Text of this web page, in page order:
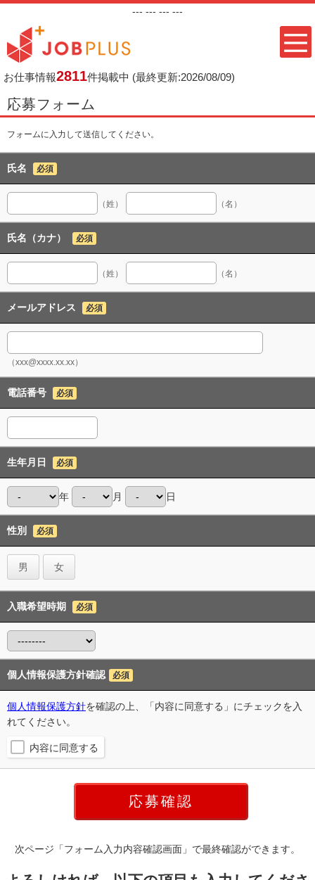
--- --- --- ---
お仕事情報2811件掲載中 (最終更新:2026/08/09)
応募フォーム
フォームに入力して送信してください。
氏名 必須
（姓） （名）
氏名（カナ） 必須
（姓） （名）
メールアドレス 必須
（xxx@xxxx.xx.xx）
電話番号 必須
生年月日 必須
年 月 日
性別 必須
男 女
入職希望時期 必須
個人情報保護方針確認 必須
個人情報保護方針を確認の上、「内容に同意する」にチェックを入
れてください。
内容に同意する
次ページ「フォーム入力内容確認画面」で最終確認ができます。